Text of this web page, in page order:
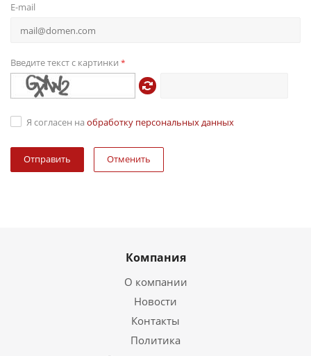
E-mail
Введите текст с картинки *
Я согласен на обработку персональных данных
Отменить
Компания
О компании
Новости
Контакты
Политика